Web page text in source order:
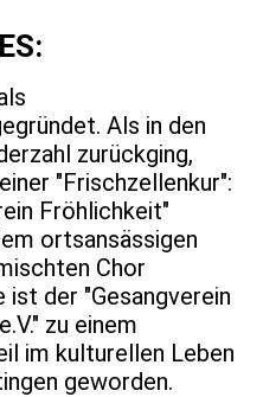
Als in den
zurückging,
"Frischzellenkur":
Fröhlichkeit"
ortsansässigen
Chor
der "Gesangverein
zu einem
im kulturellen Leben
geworden.